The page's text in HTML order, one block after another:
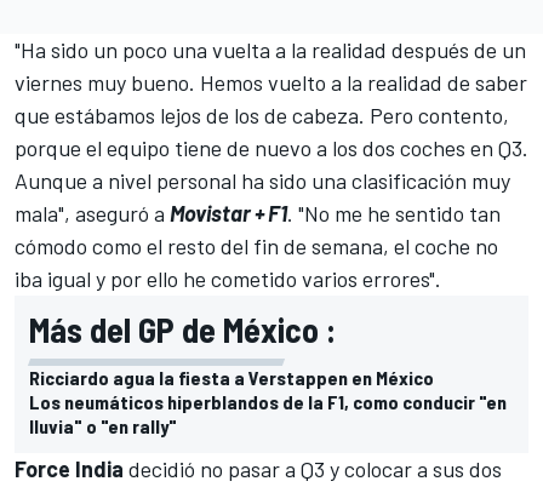
"Ha sido un poco una vuelta a la realidad después de un
viernes muy bueno. Hemos vuelto a la realidad de saber
que estábamos lejos de los de cabeza. Pero contento,
porque el equipo tiene de nuevo a los dos coches en Q3.
Aunque a nivel personal ha sido una clasificación muy
mala", aseguró a Movistar + F1. "No me he sentido tan
cómodo como el resto del fin de semana, el coche no
iba igual y por ello he cometido varios errores".
Más del GP de México :
Ricciardo agua la fiesta a Verstappen en México
Los neumáticos hiperblandos de la F1, como conducir "en
lluvia" o "en rally"
Force India decidió no pasar a Q3 y colocar a sus dos